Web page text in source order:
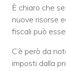
È chiaro che
nuove risorse
fiscali può
C’è però da
imposti dalla